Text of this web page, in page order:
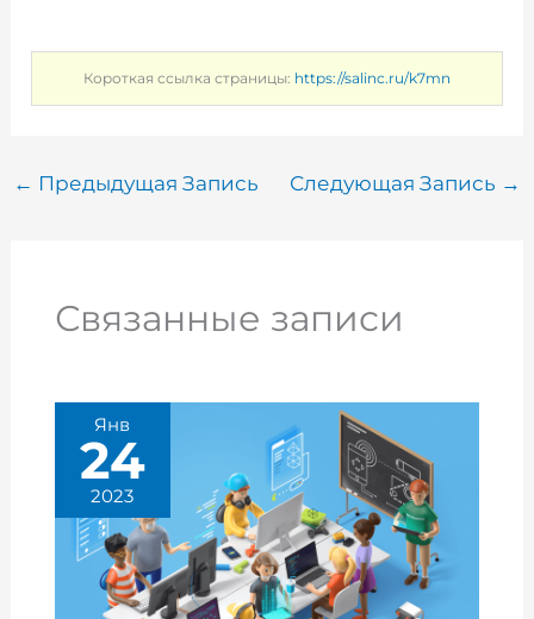
Короткая ссылка страницы: https://salinc.ru/k7mn
← Предыдущая Запись Следующая Запись →
Связанные записи
Янв
24
2023